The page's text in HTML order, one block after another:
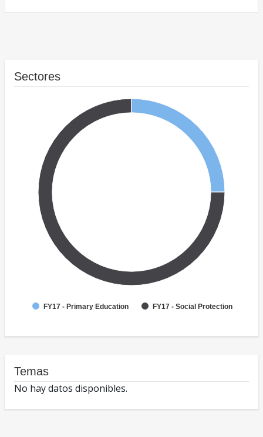
Sectores
FY17 - Primary Education FY17 - Social Protection
Temas
No hay datos disponibles.